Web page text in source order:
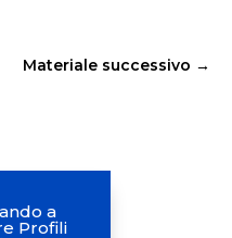
Materiale successivo →
a
Profili